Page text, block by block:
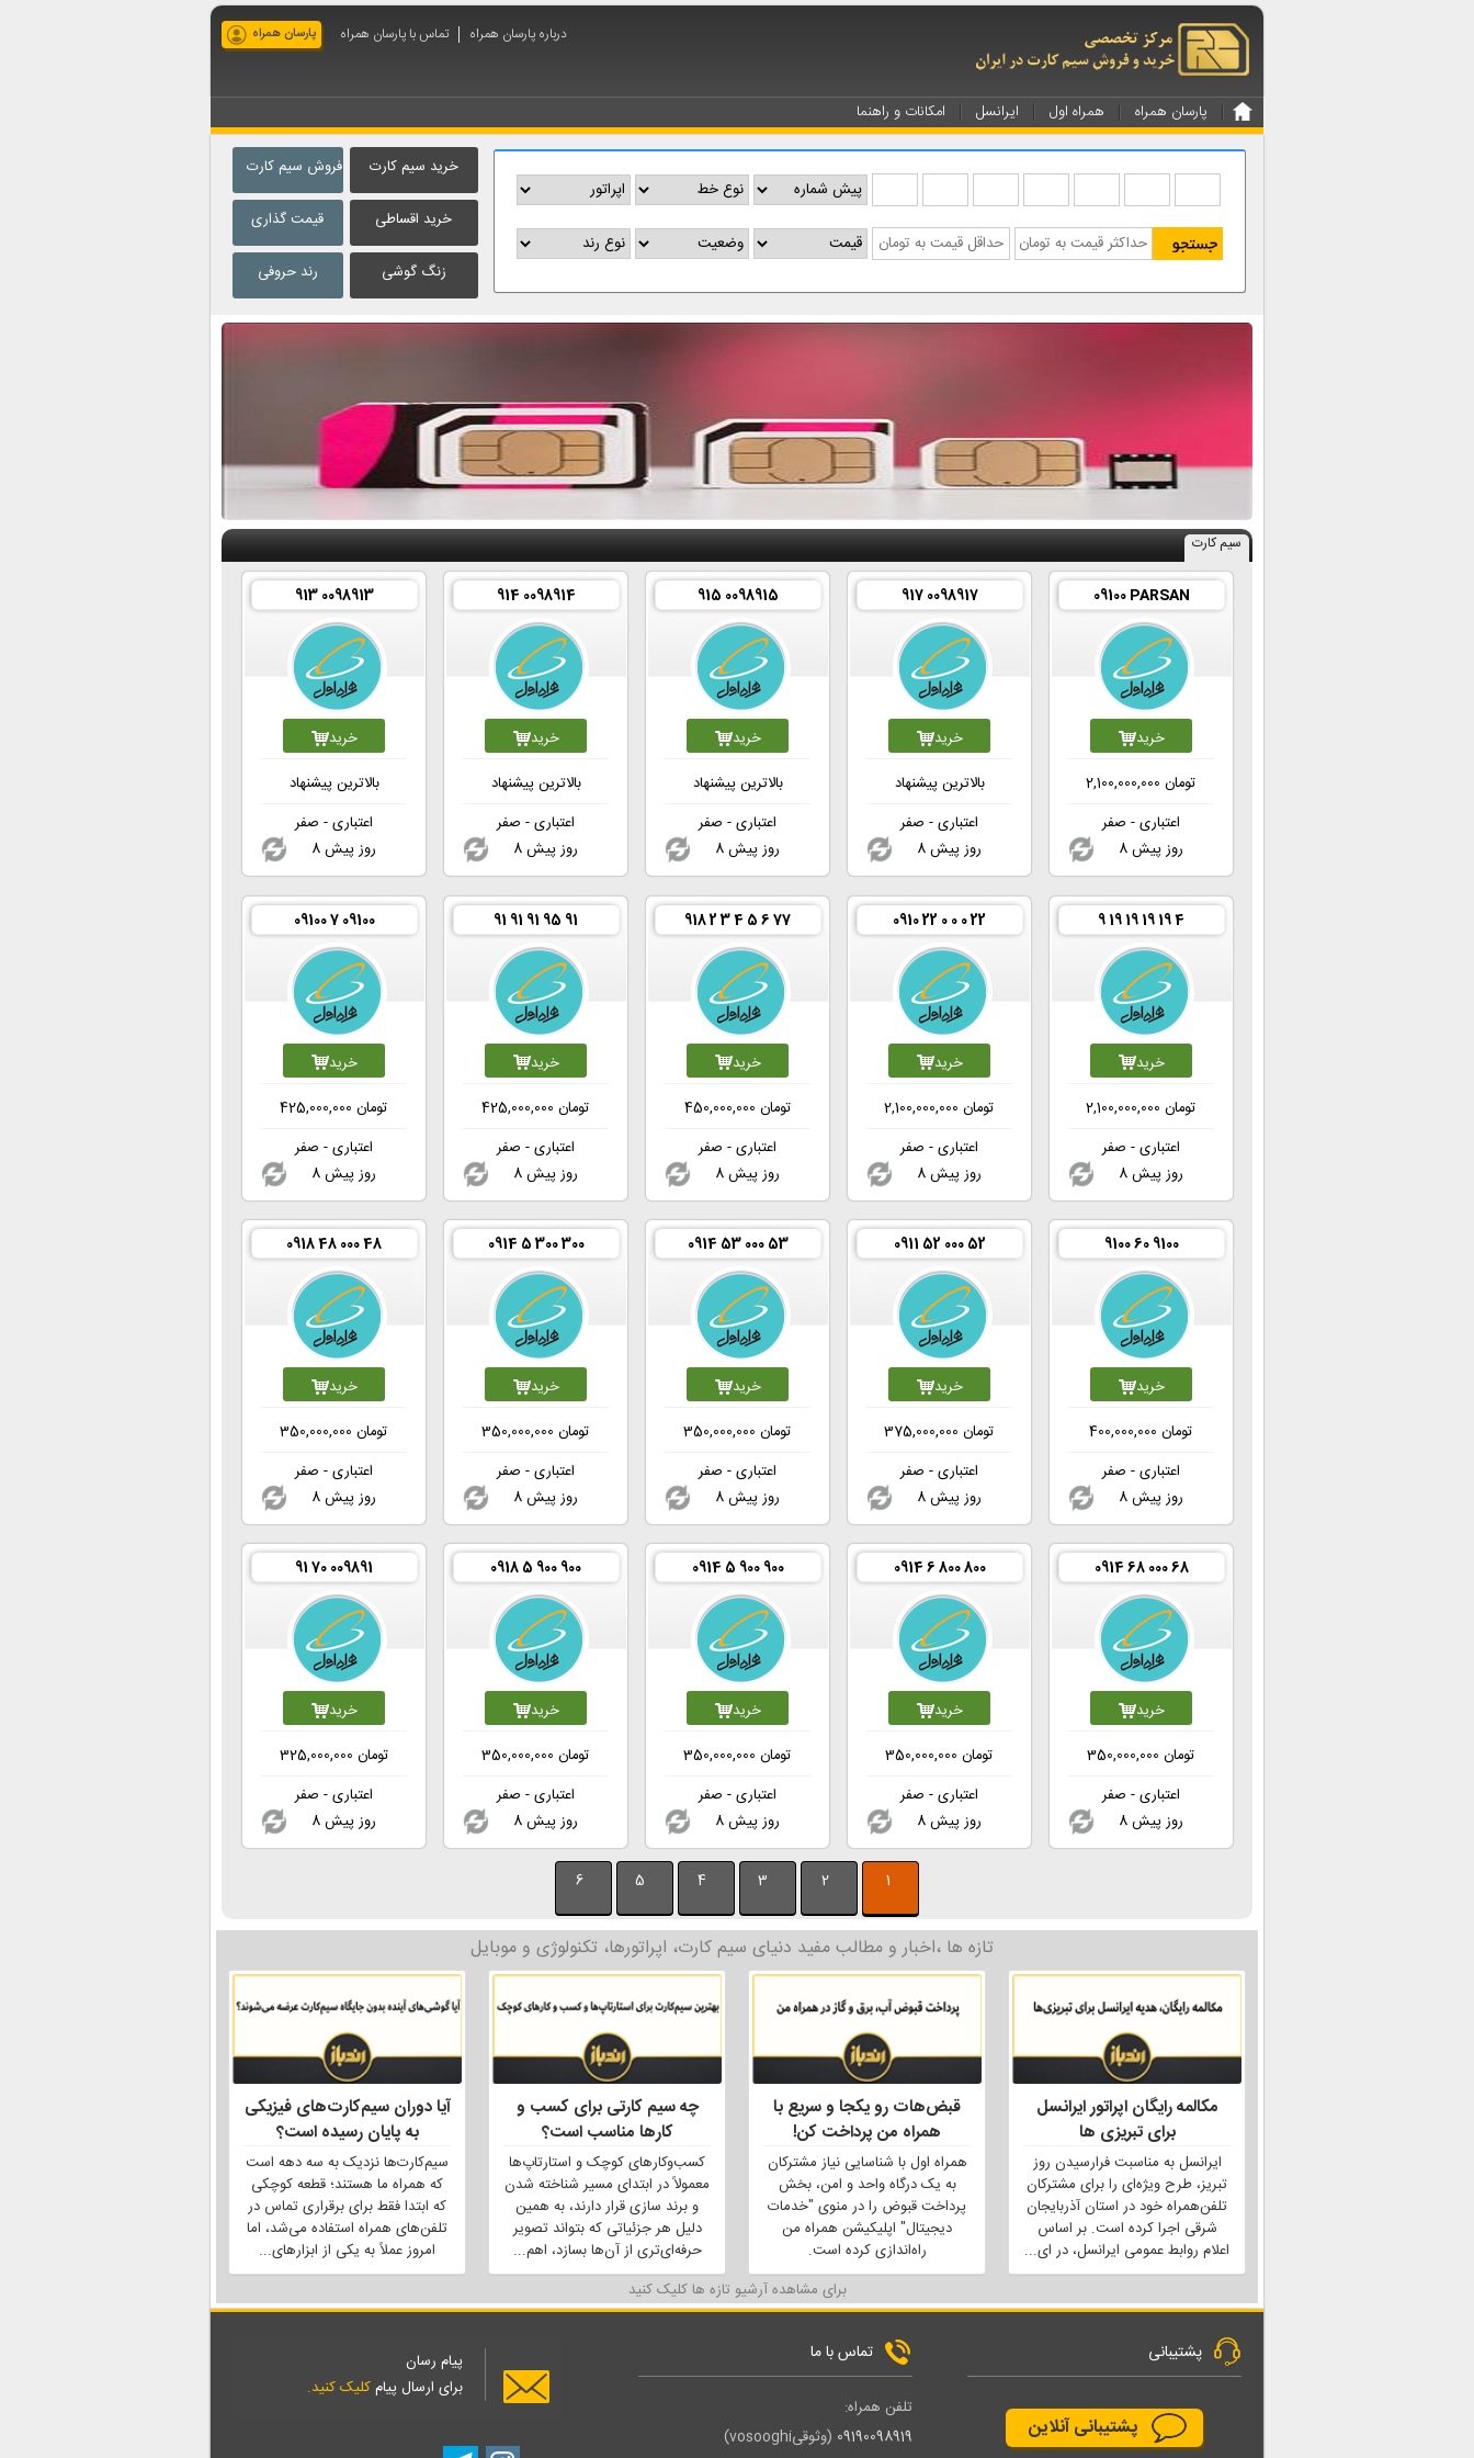
پارسان همراه درباره پارسان همراه تماس با پارسان همراه
پارسان همراه همراه اول ایرانسل امکانات و راهنما
فروش سیم کارت
قیمت گذاری
رند حروفی
خرید سیم کارت
خرید اقساطی
زنگ گوشی
سیم کارت
09100 PARSAN
خرید
2,100,000,000تومان
اعتباری - صفر
8 روز پیش
917 0098917
خرید
بالاترین پیشنهاد
اعتباری - صفر
8 روز پیش
915 0098915
خرید
بالاترین پیشنهاد
اعتباری - صفر
8 روز پیش
914 0098914
خرید
بالاترین پیشنهاد
اعتباری - صفر
8 روز پیش
913 0098913
خرید
بالاترین پیشنهاد
اعتباری - صفر
8 روز پیش
9 19 19 19 19 4
خرید
2,100,000,000تومان
اعتباری - صفر
8 روز پیش
0910 22 0 0 0 22
خرید
2,100,000,000تومان
اعتباری - صفر
8 روز پیش
918 2 3 4 5 6 77
خرید
450,000,000 تومان
اعتباری - صفر
8 روز پیش
91 91 91 95 91
خرید
425,000,000تومان
اعتباری - صفر
8 روز پیش
09100 7 09100
خرید
425,000,000تومان
اعتباری - صفر
8 روز پیش
9100 60 9100
خرید
400,000,000تومان
اعتباری - صفر
8 روز پیش
0911 52 000 52
خرید
375,000,000تومان
اعتباری - صفر
8 روز پیش
0914 53 000 53
خرید
350,000,000تومان
اعتباری - صفر
8 روز پیش
0914 5 300 300
خرید
350,000,000تومان
اعتباری - صفر
8 روز پیش
0918 48 000 48
خرید
350,000,000تومان
اعتباری - صفر
8 روز پیش
0914 68 000 68
خرید
350,000,000تومان
اعتباری - صفر
8 روز پیش
0914 6 800 800
خرید
350,000,000تومان
اعتباری - صفر
8 روز پیش
0914 5 900 900
خرید
350,000,000تومان
اعتباری - صفر
8 روز پیش
0918 5 900 900
خرید
350,000,000تومان
اعتباری - صفر
8 روز پیش
91 70 009891
خرید
325,000,000 تومان
اعتباری - صفر
8 روز پیش
1
2
3
4
5
6
تازه ها ،اخبار و مطالب مفید دنیای سیم کارت، اپراتورها، تکنولوژی و موبایل
مکالمه رایگان اپراتور ایرانسل
برای تبریزی ها
ایرانسل به مناسبت فرارسیدن روز
تبریز، طرح ویژه‌ای را برای مشترکان
تلفن‌همراه خود در استان آذربایجان
شرقی اجرا کرده است. بر اساس
اعلام روابط عمومی ایرانسل، در ای...
قبض‌هات رو یکجا و سریع با
همراه من پرداخت کن!
همراه اول با شناسایی نیاز مشترکان
به یک درگاه واحد و امن، بخش
پرداخت قبوض را در منوی "خدمات
دیجیتال" اپلیکیشن همراه من
راه‌اندازی کرده است.
چه سیم کارتی برای کسب و
کارها مناسب است؟
کسب‌وکارهای کوچک و استارتاپ‌ها
معمولاً در ابتدای مسیر شناخته شدن
و برند سازی قرار دارند، به همین
دلیل هر جزئیاتی که بتواند تصویر
حرفه‌ای‌تری از آن‌ها بسازد، اهم...
آیا دوران سیم‌کارت‌های فیزیکی
به پایان رسیده است؟
سیم‌کارت‌ها نزدیک به سه دهه است
که همراه ما هستند؛ قطعه کوچکی
که ابتدا فقط برای برقراری تماس در
تلفن‌های همراه استفاده می‌شد، اما
امروز عملاً به یکی از ابزارهای...
برای مشاهده آرشیو تازه ها کلیک کنید
پشتیبانی
پشتیبانی آنلاین
تماس با ما
تلفن همراه:
09190098919 (وثوقیvosooghi)
پیام رسان
برای ارسال پیامکلیک کنید.